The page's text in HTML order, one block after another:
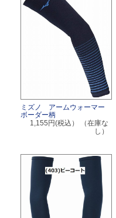
ミズノ アームウォーマー
ボーダー柄
1,155円(税込）
（在庫な
し）